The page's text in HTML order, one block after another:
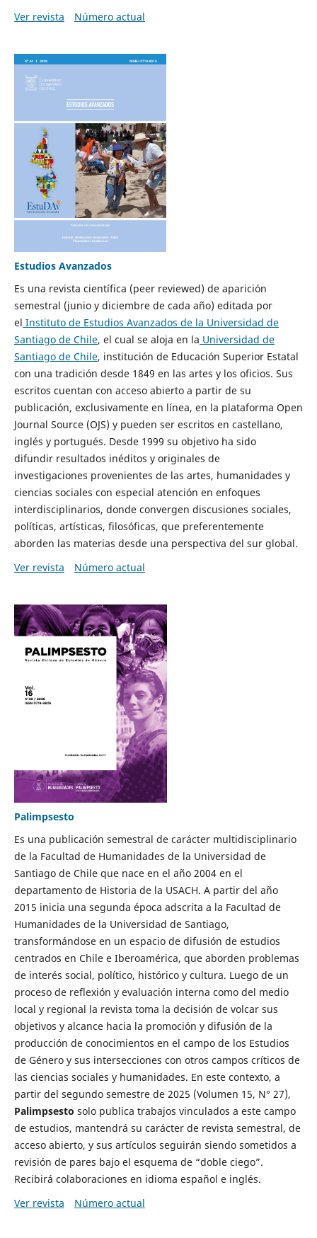
Ver revista
Número actual
Estudios Avanzados
Es una revista científica (peer reviewed) de aparición
semestral (junio y diciembre de cada año) editada por
el Instituto de Estudios Avanzados de la Universidad de
Santiago de Chile, el cual se aloja en la Universidad de
Santiago de Chile, institución de Educación Superior Estatal
con una tradición desde 1849 en las artes y los oficios. Sus
escritos cuentan con acceso abierto a partir de su
publicación, exclusivamente en línea, en la plataforma Open
Journal Source (OJS) y pueden ser escritos en castellano,
inglés y portugués. Desde 1999 su objetivo ha sido
difundir resultados inéditos y originales de
investigaciones provenientes de las artes, humanidades y
ciencias sociales con especial atención en enfoques
interdisciplinarios, donde convergen discusiones sociales,
políticas, artísticas, filosóficas, que preferentemente
aborden las materias desde una perspectiva del sur global.
Ver revista
Número actual
Palimpsesto
Es una publicación semestral de carácter multidisciplinario
de la Facultad de Humanidades de la Universidad de
Santiago de Chile que nace en el año 2004 en el
departamento de Historia de la USACH. A partir del año
2015 inicia una segunda época adscrita a la Facultad de
Humanidades de la Universidad de Santiago,
transformándose en un espacio de difusión de estudios
centrados en Chile e Iberoamérica, que aborden problemas
de interés social, político, histórico y cultura. Luego de un
proceso de reflexión y evaluación interna como del medio
local y regional la revista toma la decisión de volcar sus
objetivos y alcance hacia la promoción y difusión de la
producción de conocimientos en el campo de los Estudios
de Género y sus intersecciones con otros campos críticos de
las ciencias sociales y humanidades. En este contexto, a
partir del segundo semestre de 2025 (Volumen 15, N° 27),
Palimpsesto solo publica trabajos vinculados a este campo
de estudios, mantendrá su carácter de revista semestral, de
acceso abierto, y sus artículos seguirán siendo sometidos a
revisión de pares bajo el esquema de “doble ciego”.
Recibirá colaboraciones en idioma español e inglés.
Ver revista
Número actual